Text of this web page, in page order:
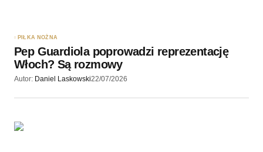
PIŁKA NOŻNA
Pep Guardiola poprowadzi reprezentację
Włoch? Są rozmowy
Autor: Daniel Laskowski22/07/2026